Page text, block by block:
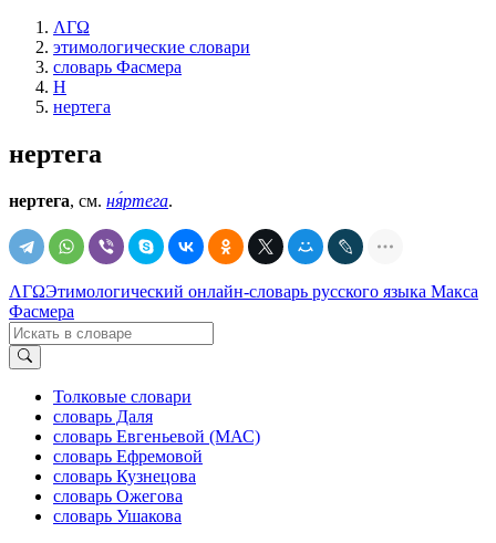
ΛΓΩ
этимологические словари
словарь Фасмера
Н
нертега
нертега
нертега, см. ня́ртега.
ΛΓΩЭтимологический онлайн-словарь русского языка Макса
Фасмера
Толковые словари
словарь Даля
словарь Евгеньевой (МАС)
словарь Ефремовой
словарь Кузнецова
словарь Ожегова
словарь Ушакова